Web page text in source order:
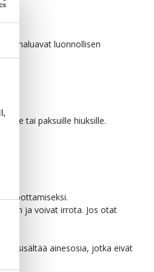
haluavat luonnollisen
tai paksuille hiuksille.
helpottamiseksi.
ja voivat irrota. Jos otat
sisältää ainesosia, jotka eivät